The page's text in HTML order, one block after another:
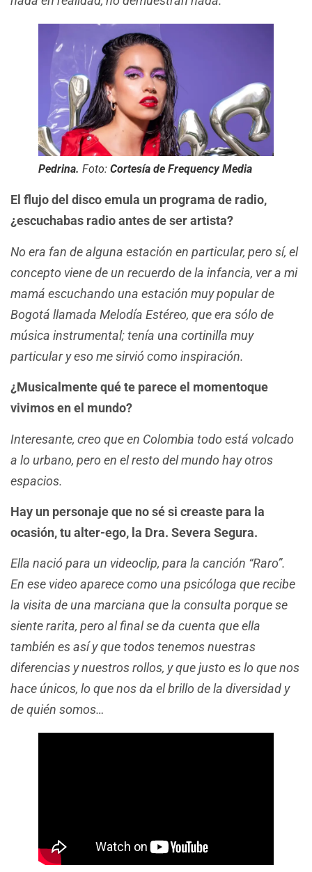
Pedrina. Foto: Cortesía de Frequency Media
El flujo del disco emula un programa de radio,
¿escuchabas radio antes de ser artista?
No era fan de alguna estación en particular, pero sí, el
concepto viene de un recuerdo de la infancia, ver a mi
mamá escuchando una estación muy popular de
Bogotá llamada Melodía Estéreo, que era sólo de
música instrumental; tenía una cortinilla muy
particular y eso me sirvió como inspiración.
¿Musicalmente qué te parece el momentoque
vivimos en el mundo?
Interesante, creo que en Colombia todo está volcado
a lo urbano, pero en el resto del mundo hay otros
espacios.
Hay un personaje que no sé si creaste para la
ocasión, tu alter-ego, la Dra. Severa Segura.
Ella nació para un videoclip, para la canción “Raro”.
En ese video aparece como una psicóloga que recibe
la visita de una marciana que la consulta porque se
siente rarita, pero al final se da cuenta que ella
también es así y que todos tenemos nuestras
diferencias y nuestros rollos, y que justo es lo que nos
hace únicos, lo que nos da el brillo de la diversidad y
de quién somos…